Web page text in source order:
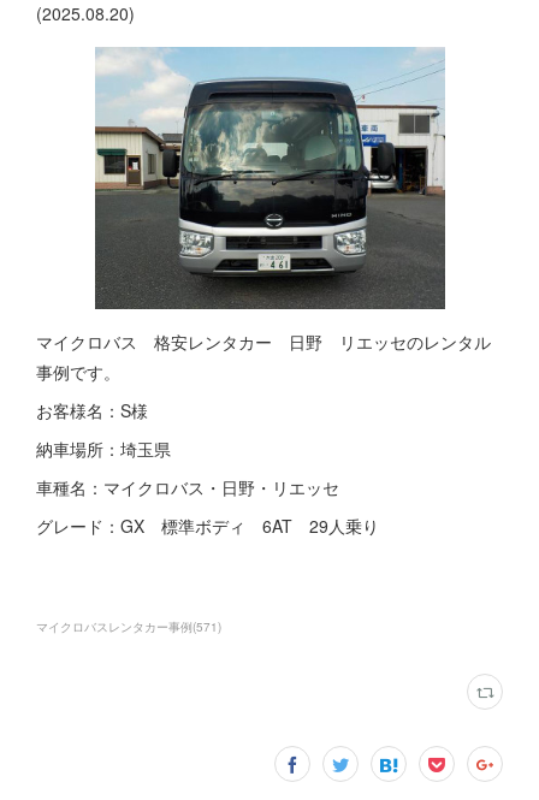
(2025.08.20)
マイクロバス 格安レンタカー 日野 リエッセのレンタル
事例です。
お客様名：S様
納車場所：埼玉県
車種名：マイクロバス・日野・リエッセ
グレード：GX 標準ボディ 6AT 29人乗り
マイクロバスレンタカー事例(571)